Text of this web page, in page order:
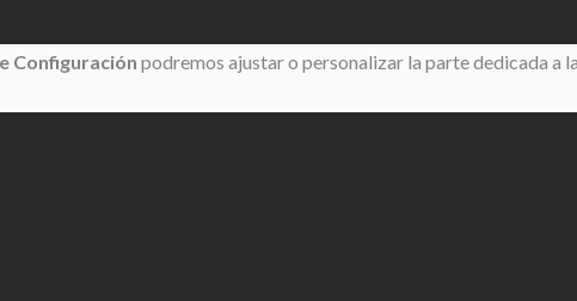
Configuración podremos ajustar o personalizar la parte dedicada a